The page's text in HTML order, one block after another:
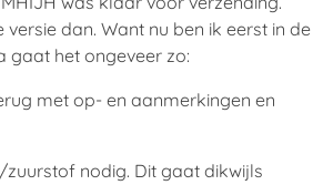
versie dan. Want nu ben ik eerst in de
gaat het ongeveer zo:
met op- en aanmerkingen en
nodig. Dit gaat dikwijls